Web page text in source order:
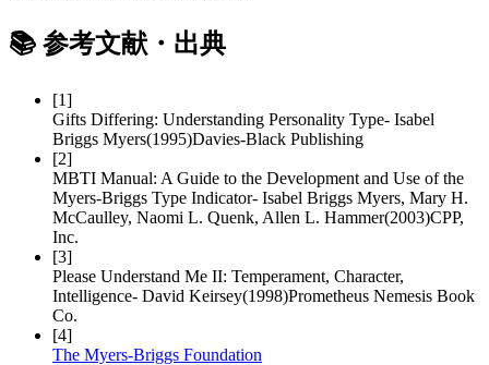
📚 参考文献・出典
[1]
Gifts Differing: Understanding Personality Type- Isabel
Briggs Myers(1995)Davies-Black Publishing
[2]
MBTI Manual: A Guide to the Development and Use of the
Myers-Briggs Type Indicator- Isabel Briggs Myers, Mary H.
McCaulley, Naomi L. Quenk, Allen L. Hammer(2003)CPP,
Inc.
[3]
Please Understand Me II: Temperament, Character,
Intelligence- David Keirsey(1998)Prometheus Nemesis Book
Co.
[4]
The Myers-Briggs Foundation